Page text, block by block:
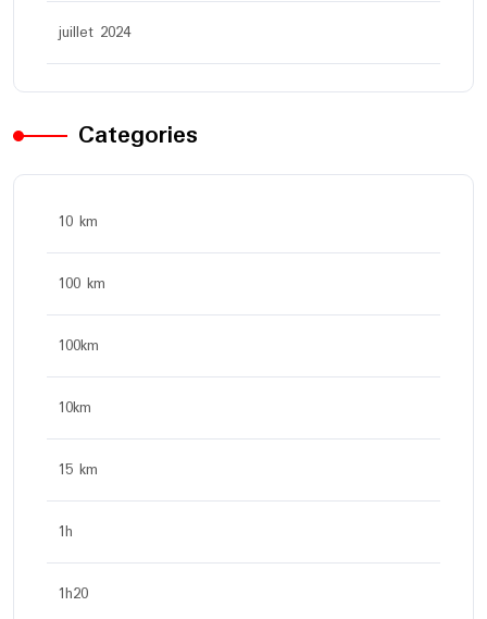
juillet 2024
Categories
10 km
100 km
100km
10km
15 km
1h
1h20